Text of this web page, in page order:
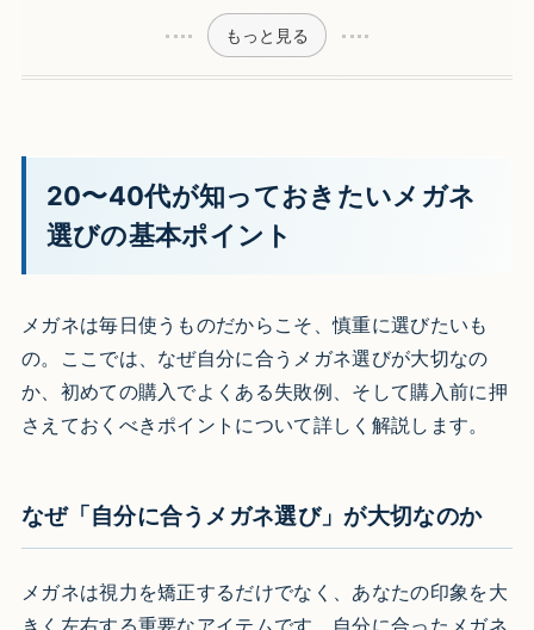
もっと見る
20〜40代が知っておきたいメガネ
選びの基本ポイント
メガネは毎日使うものだからこそ、慎重に選びたいも
の。ここでは、なぜ自分に合うメガネ選びが大切なの
か、初めての購入でよくある失敗例、そして購入前に押
さえておくべきポイントについて詳しく解説します。
なぜ「自分に合うメガネ選び」が大切なのか
メガネは視力を矯正するだけでなく、あなたの印象を大